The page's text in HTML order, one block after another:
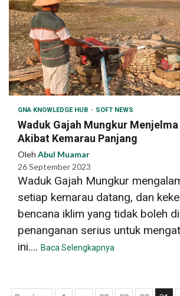
GNA KNOWLEDGE HUB SOFT NEWS
Waduk Gajah Mungkur
Akibat Kemarau Panjang
Oleh Abul Muamar
26 September 2023
Waduk Gajah Mungkur
setiap kemarau datang, dan
bencana iklim yang tidak boleh
penanganan serius untuk
ini.... Baca Selengkapnya